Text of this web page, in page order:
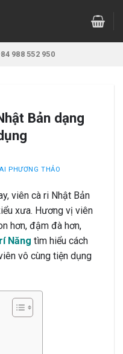
988 552 950
Bản dạng
PHƯƠNG THẢO
viên cà ri Nhật Bản
xưa. Hương vị viên
hơn, đậm đà hơn,
Năng tìm hiểu cách
vô cùng tiện dụng